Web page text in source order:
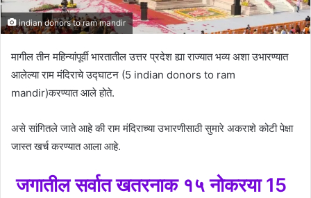
indian donors to ram mandir
मागील तीन महिन्यांपूर्वी भारतातील उत्तर प्रदेश ह्या राज्यात भव्य अशा उभारण्यात
आलेल्या राम मंदिराचे उद्घाटन (5 indian donors to ram
mandir)करण्यात आले होते.
असे सांगितले जाते आहे की राम मंदिराच्या उभारणीसाठी सुमारे अकराशे कोटी पेक्षा
जास्त खर्च करण्यात आला आहे.
जगातील सर्वात खतरनाक १५ नोकरया 15